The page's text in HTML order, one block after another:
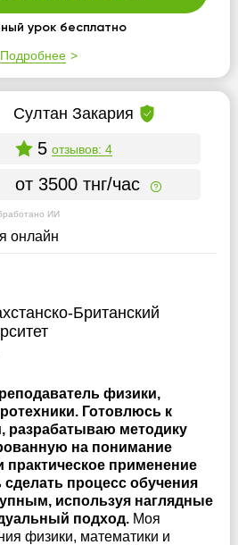
урок бесплатно
Подробнее
Султан Закария
5 отзывов: 4
от 3500 тнг/час
ИИ
онлайн
Британский
физики,
Готовлюсь к
разрабатываю методику
на понимание
практическое применение
процесс обучения
используя наглядные
подход. Моя
физики, математики и